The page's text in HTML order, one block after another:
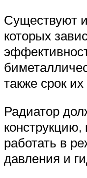
Существуют
которых
также срок
Радиатор
конструкцию,
работать в
давления и